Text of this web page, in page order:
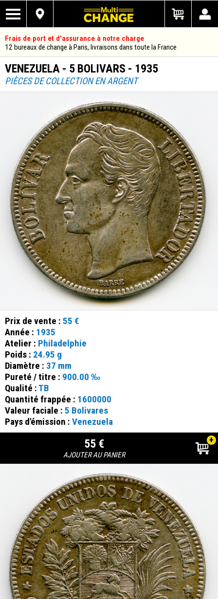
Frais de port et d'assurance à notre charge
12 bureaux de change à Paris, livraisons dans toute la France
VENEZUELA - 5 BOLIVARS - 1935
PIÈCES DE COLLECTION EN ARGENT
Prix de vente : 55 €
Année : 1935
Atelier : Philadelphie
Poids : 24.95 g
Diamètre : 37 mm
Pureté / titre : 900.00 ‰
Qualité :TB
Quantité frappée : 1600000
Valeur faciale : 5 Bolivares
Pays d'émission : Venezuela
55 €
AJOUTER AU PANIER
+